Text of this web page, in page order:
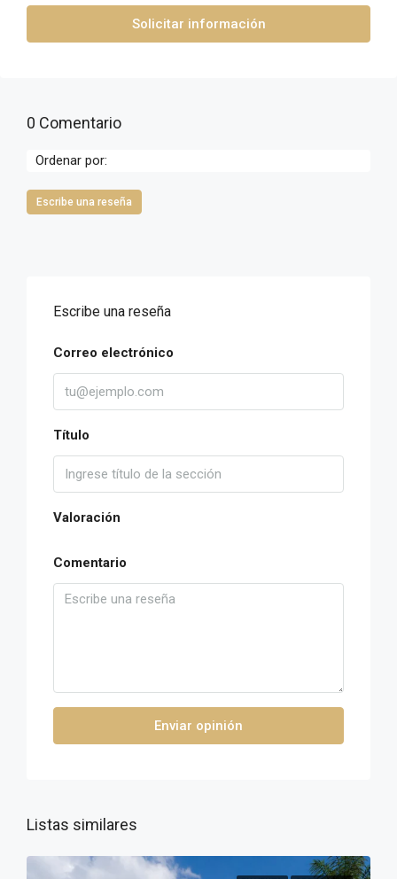
Solicitar información
0 Comentario
Ordenar por:
Escribe una reseña
Escribe una reseña
Correo electrónico
Título
Valoración
Comentario
Enviar opinión
Listas similares